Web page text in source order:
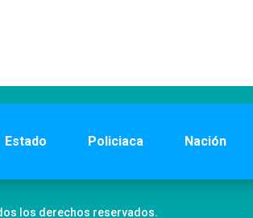
Estado Policiaca Nación
los derechos reservados.